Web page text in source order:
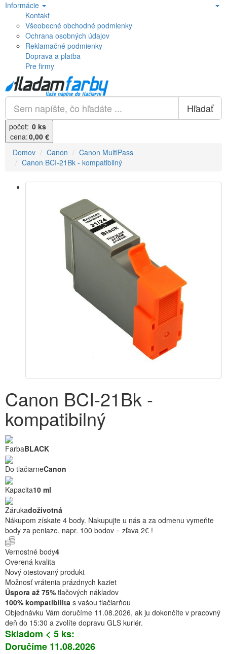
Informácie
Kontakt
Všeobecné obchodné podmienky
Ochrana osobných údajov
Reklamačné podmienky
Doprava a platba
Pre firmy
Hľadať
počet: 0 ks
cena:0,00 €
Domov
Canon
Canon MultiPass
Canon BCI-21Bk - kompatibilný
Canon BCI-21Bk -
kompatibilný
FarbaBLACK
Do tlačiarneCanon
Kapacita10 ml
Zárukadoživotná
Nákupom získate 4 body. Nakupujte u nás a za odmenu vymeňte
body za peniaze, napr. 100 bodov = zľava 2€ !
Vernostné body4
Overená kvalita
Nový otestovaný produkt
Možnosť vrátenia prázdnych kaziet
Úspora až 75% tlačových nákladov
100% kompatibilita s vašou tlačiarňou
Objednávku Vám doručíme 11.08.2026, ak ju dokončíte v pracovný
deň do 15:30 a zvolíte dopravu GLS kuriér.
Skladom < 5 ks:
Doručíme 11.08.2026